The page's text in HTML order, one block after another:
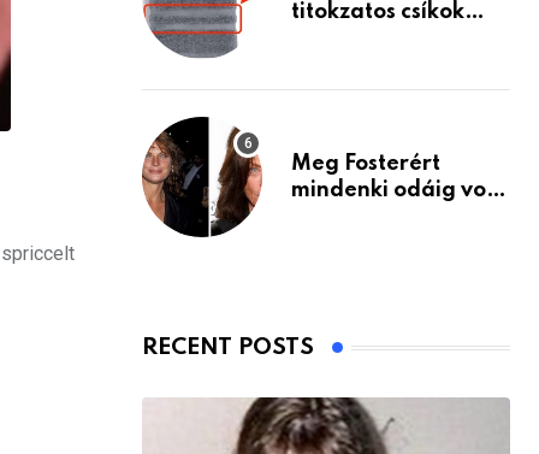
titokzatos csíkok
Meg Fosterért
mindenki odáig volt
RECENT POSTS